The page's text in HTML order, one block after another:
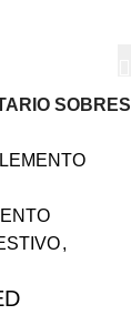
SOBRES
,